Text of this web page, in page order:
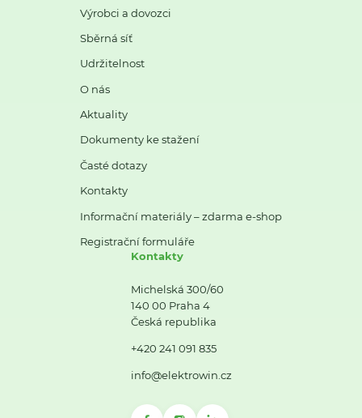
Výrobci a dovozci
Sběrná síť
Udržitelnost
O nás
Aktuality
Dokumenty ke stažení
Časté dotazy
Kontakty
Informační materiály – zdarma e-shop
Registrační formuláře
Kontakty
Michelská 300/60
140 00 Praha 4
Česká republika
+420 241 091 835
info@elektrowin.cz